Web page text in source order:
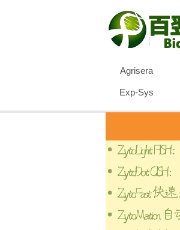
Agrisera
Exp-Sys